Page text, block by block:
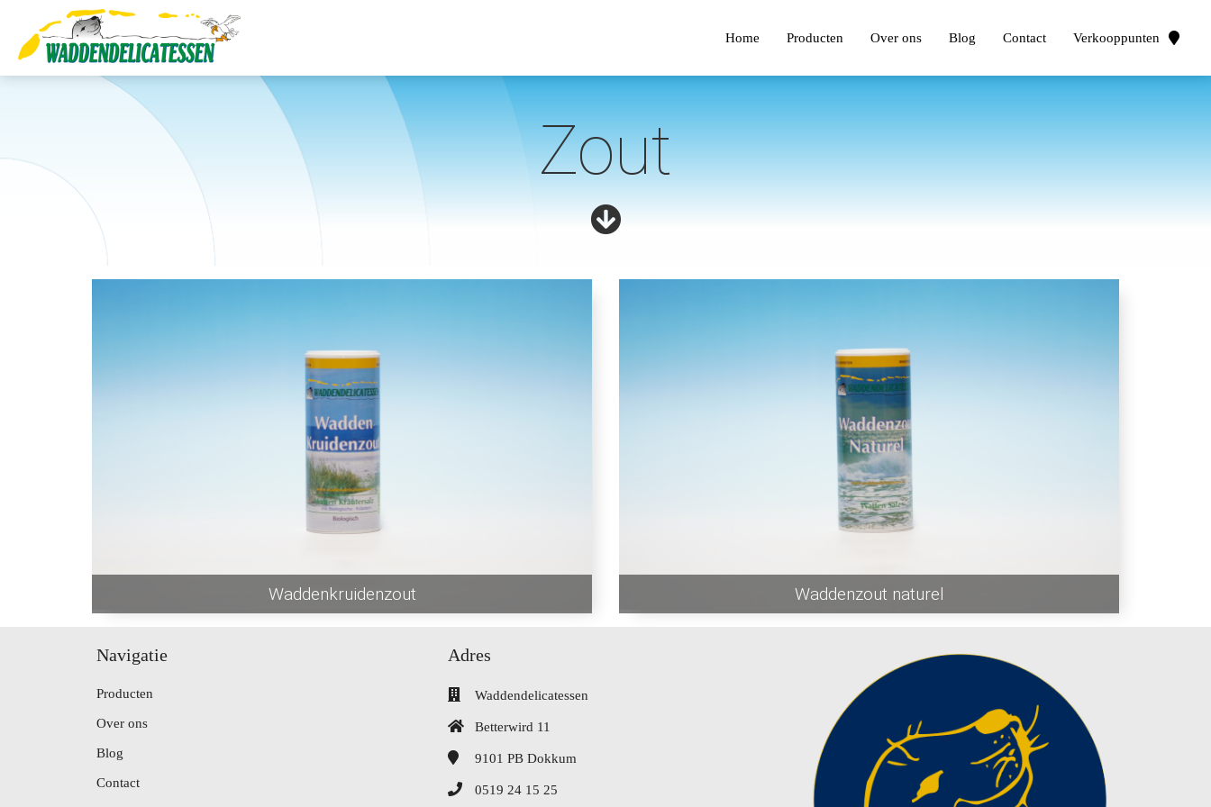
Home Producten Over ons Blog Contact Verkooppunten
Zout
Waddenkruidenzout Waddenzout naturel
Navigatie
Producten
Over ons
Blog
Contact
Adres
Waddendelicatessen
Betterwird 11
9101 PB Dokkum
0519 24 15 25